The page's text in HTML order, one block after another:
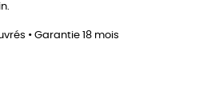
• Garantie 18 mois